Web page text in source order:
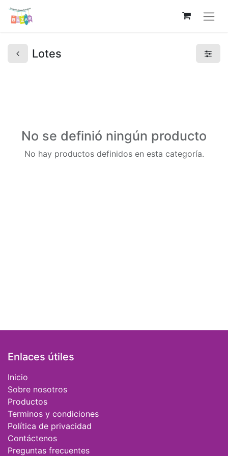
Lotes
No se definió ningún producto
No hay productos definidos en esta categoría.
Enlaces útiles
Inicio
Sobre nosotros
Productos
Terminos y condiciones
Política de privacidad
Contáctenos
Preguntas frecuentes